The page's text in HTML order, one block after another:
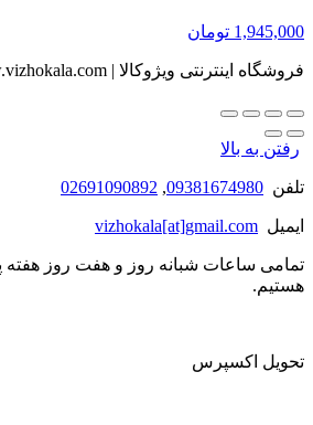
1,945,000 تومان
فروشگاه اینترنتی ویژوکالا | www.vizhokala.com
رفتن به بالا
تلفن 09381674980
,
02691090892
ایمیل vizhokala[at]gmail.com
تمامی ساعات شبانه روز و هفت روز
هستیم.
تحویل اکسپرس